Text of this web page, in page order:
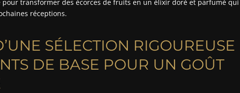
transformer des écorces de fruits en un élixir doré et parfumé qui
réceptions.
SÉLECTION RIGOUREUSE
DE BASE POUR UN GOÛT